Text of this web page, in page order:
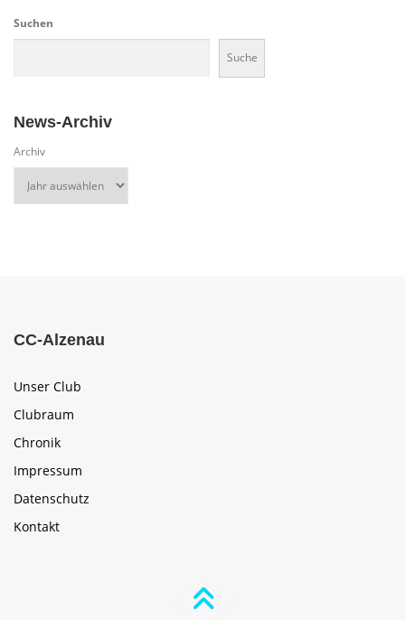
Suchen
Suche
News-Archiv
Archiv
CC-Alzenau
Unser Club
Clubraum
Chronik
Impressum
Datenschutz
Kontakt